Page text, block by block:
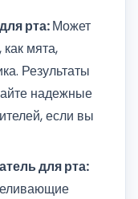
рта:Может
мята,
Результаты
надежные
если вы
для рта: